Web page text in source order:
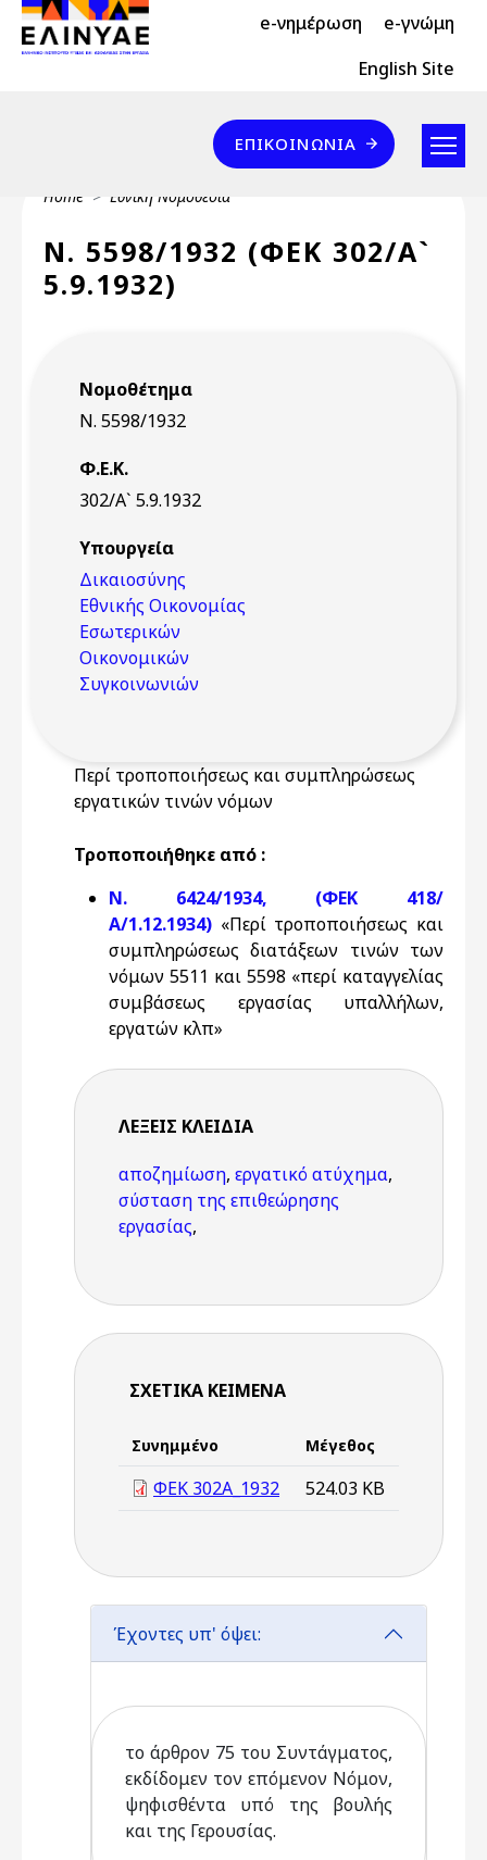
Skip to main content
Header Top 2 e-νημέρωση e-γνώμη
Header Top English Site
Επικοινωνία
ΕΠΙΚΟΙΝΩΝΊΑ
Breadcrumb
Home Εθνική Νομοθεσία
Ν. 5598/1932 (ΦΕΚ 302/Α`
5.9.1932)
Νομοθέτημα
Ν. 5598/1932
Φ.Ε.Κ.
302/Α` 5.9.1932
Υπουργεία
Δικαιοσύνης
Εθνικής Οικονομίας
Εσωτερικών
Οικονομικών
Συγκοινωνιών
Περί τροποποιήσεως και συμπληρώσεως
εργατικών τινών νόμων
Τροποποιήθηκε από :
Ν. 6424/1934, (ΦΕΚ 418/
Α/1.12.1934) «Περί τροποποιήσεως και
συμπληρώσεως διατάξεων τινών των
νόμων 5511 και 5598 «περί καταγγελίας
συμβάσεως εργασίας υπαλλήλων,
εργατών κλπ»
ΛΈΞΕΙΣ KΛΕΙΔΙΆ
αποζημίωση, εργατικό ατύχημα,
σύσταση της επιθεώρησης
εργασίας,
ΣΧΕΤΙΚΆ ΚΕΊΜΕΝΑ
Συνημμένο Μέγεθος
ΦΕΚ 302Α_1932 524.03 KB
Έχοντες υπ' όψει:
το άρθρον 75 του Συντάγματος,
εκδίδομεν τον επόμενον Νόμον,
ψηφισθέντα υπό της βουλής
και της Γερουσίας.